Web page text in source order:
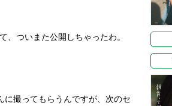
、ついまた公開しちゃったわ。
撮ってもらうんですが、次のセ